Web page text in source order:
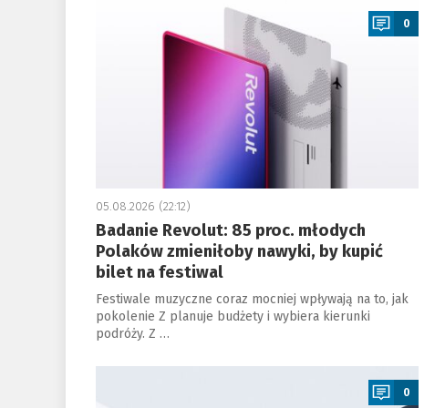
0
05.08.2026 (22:12)
Badanie Revolut: 85 proc. młodych
Polaków zmieniłoby nawyki, by kupić
bilet na festiwal
Festiwale muzyczne coraz mocniej wpływają na to, jak
pokolenie Z planuje budżety i wybiera kierunki
podróży. Z …
a
0